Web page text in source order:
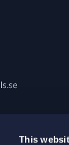
This